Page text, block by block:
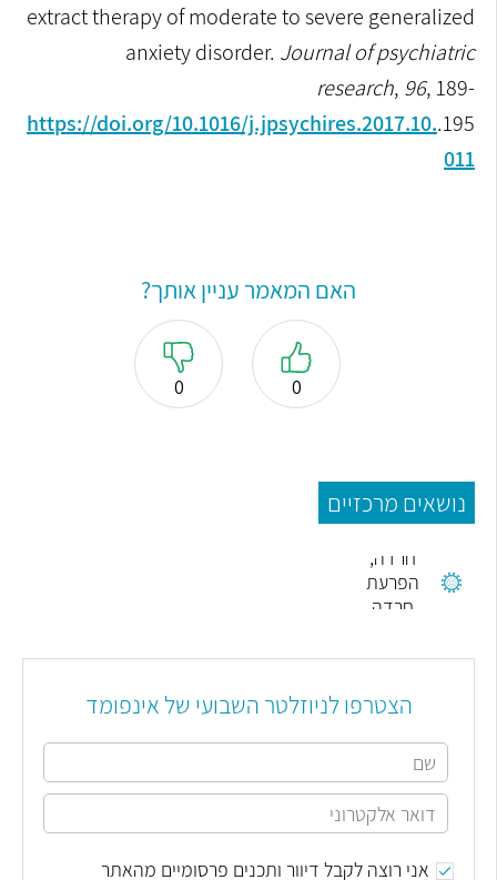
extract therapy of moderate to severe generalized
anxiety disorder. Journal of psychiatric
research, 96, 189-
195.‏
https://doi.org/10.1016/j.jpsychires.2017.10.
011
האם המאמר עניין אותך?
0
0
נושאים מרכזיים
חרדה,
הפרעת
חרדה
הצטרפו לניוזלטר השבועי של אינפומד
אני רוצה לקבל דיוור ותכנים פרסומיים מהאתר